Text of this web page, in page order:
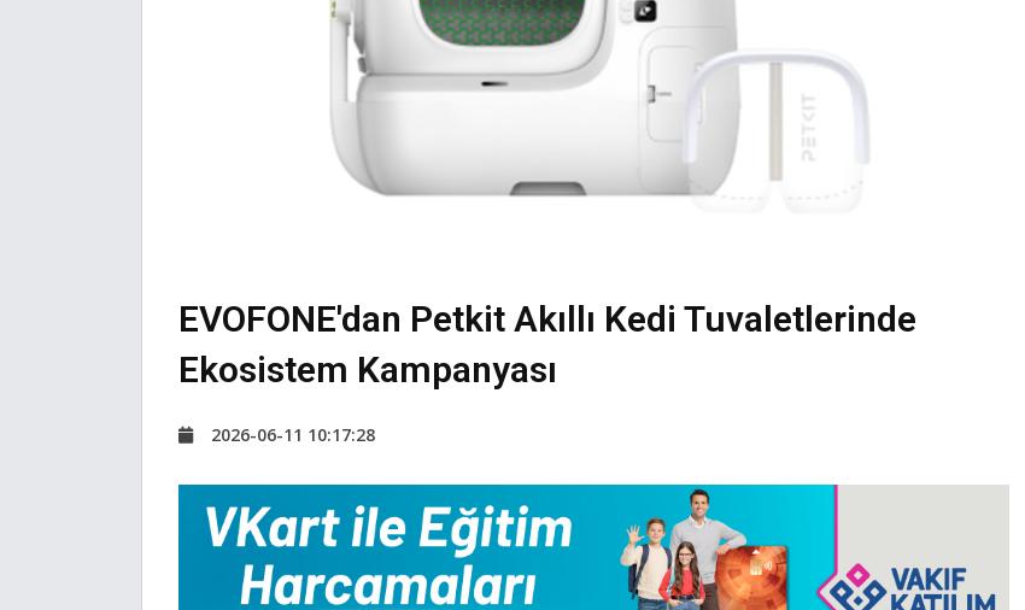
EVOFONE'dan Petkit Akıllı Kedi Tuvaletlerinde
Ekosistem Kampanyası
2026-06-11 10:17:28